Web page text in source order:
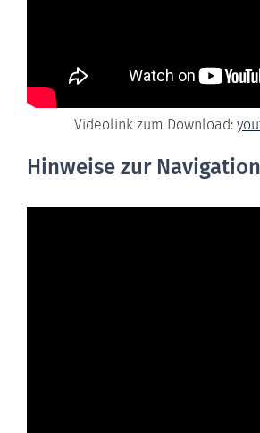
Videolink zum Download:
Hinweise zur Navigation